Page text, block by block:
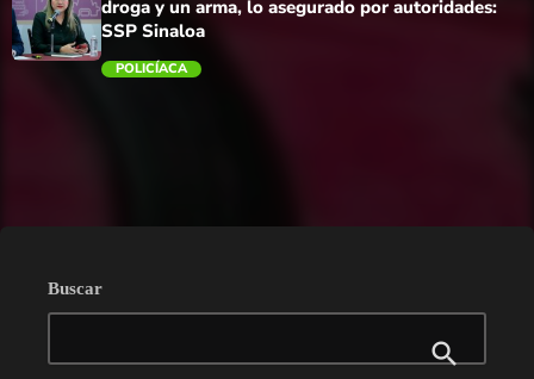
droga y un arma, lo asegurado por autoridades:
SSP Sinaloa
POLICÍACA
Buscar